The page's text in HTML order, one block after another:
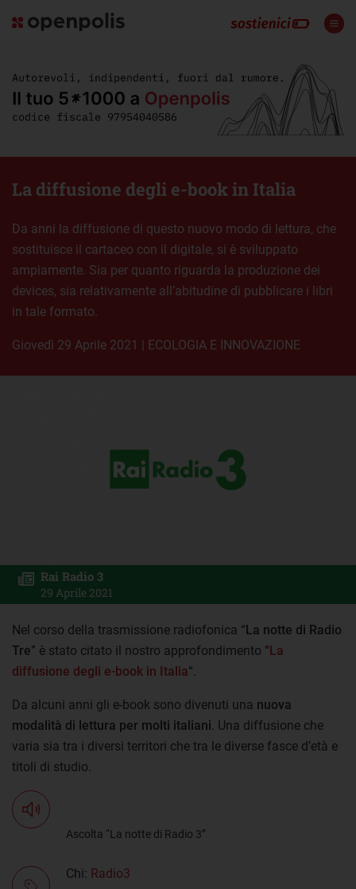
La diffusione degli e-book in Italia
Da anni la diffusione di questo nuovo modo di lettura, che
sostituisce il cartaceo con il digitale, si è sviluppato
ampiamente. Sia per quanto riguarda la produzione dei
devices, sia relativamente all’abitudine di pubblicare i libri
in tale formato.
giovedì 29 Aprile 2021 | ECOLOGIA E INNOVAZIONE
Rai Radio 3
29 Aprile 2021
Nel corso della trasmissione radiofonica “La notte di Radio
Tre” è stato citato il nostro approfondimento “La
diffusione degli e-book in Italia“.
Da alcuni anni gli e-book sono divenuti una nuova
modalità di lettura per molti italiani . Una diffusione che
varia sia tra i diversi territori che tra le diverse fasce d’età e
titoli di studio.
Ascolta “La notte di Radio 3”
Chi: Radio3